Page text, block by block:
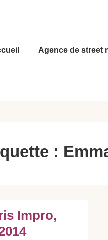
Agence de street
:
Impro,